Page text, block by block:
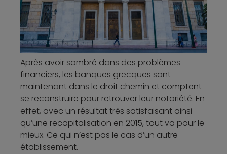
Après avoir sombré dans des problèmes
financiers, les banques grecques sont
maintenant dans le droit chemin et comptent
se reconstruire pour retrouver leur notoriété. En
effet, avec un résultat très satisfaisant ainsi
qu’une recapitalisation en 2015, tout va pour le
mieux. Ce qui n’est pas le cas d’un autre
établissement.